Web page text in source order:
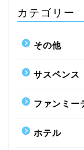
カテゴリー
その他
サスペンス
ファンミー
ホテル